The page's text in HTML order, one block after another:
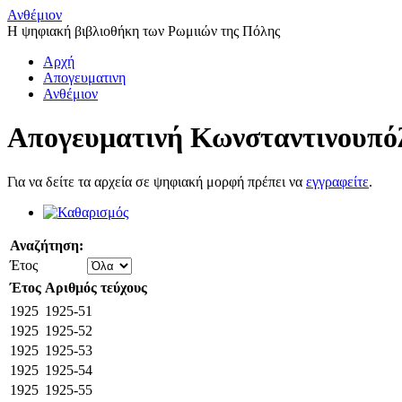
Ανθέμιον
Η ψηφιακή βιβλιοθήκη των Ρωμιιών της Πόλης
Αρχή
Απογευματινη
Ανθέμιον
Απογευματινή
Για να δείτε τα αρχεία σε ψηφιακή μορφή πρέπει να εγγραφείτε.
Αναζήτηση:
Έτος
Έτος Αριθμός τεύχους
1925 1925-51
1925 1925-52
1925 1925-53
1925 1925-54
1925 1925-55